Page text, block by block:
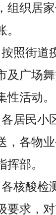
组织居
照街道
及广场
性活动。
居民小
，各物
挥部。
各核酸检
要求，